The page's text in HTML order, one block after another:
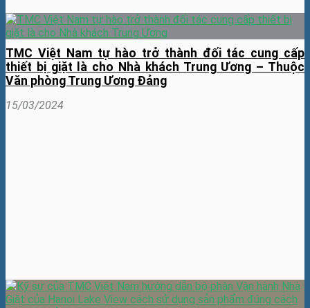
TMC Việt Nam tự hào trở thành đối tác cung cấp
thiết bị giặt là cho Nhà khách Trung Ương – Thuộc
Văn phòng Trung Ương Đảng
15/03/2024